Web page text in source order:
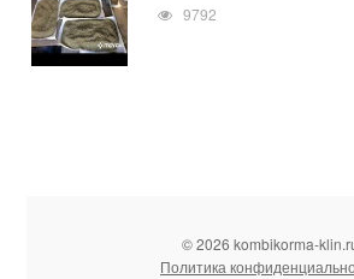
9792
© 2026 kombikorma-
Политика